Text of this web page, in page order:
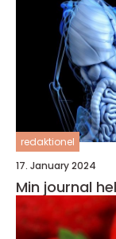
redaktionel
17. January 2024
Min journal